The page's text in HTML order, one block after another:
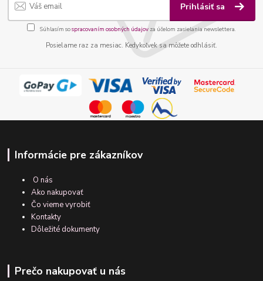
Prihlásiť sa
Súhlasím sospracovaním osobných údajov za účelom zasielania newslettera.
Posielame raz za mesiac. Kedykoľvek sa môžete odhlásiť.
Informácie pre zákazníkov
O nás
Ako nakupovať
Čo vieme vyrobiť
Kontakty
Dôležité dokumenty
Prečo nakupovať u nás